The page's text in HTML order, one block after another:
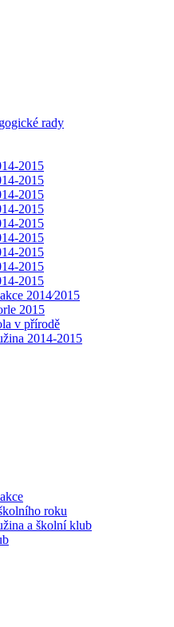
rady
2015
2015
2015
2015
2015
2015
2015
2015
2015
2014⁄2015
2015
v přírodě
2014-2015
roku
a školní klub